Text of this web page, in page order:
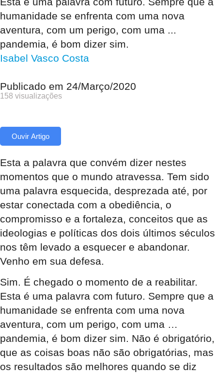
humanidade se enfrenta com uma nova
aventura, com um perigo, com uma ...
pandemia, é bom dizer sim.
Isabel Vasco Costa
Publicado em 24/Março/2020
158 visualizações
Ouvir Artigo
Esta a palavra que convém dizer nestes
momentos que o mundo atravessa. Tem sido
uma palavra esquecida, desprezada até, por
estar conectada com a obediência, o
compromisso e a fortaleza, conceitos que as
ideologias e políticas dos dois últimos séculos
nos têm levado a esquecer e abandonar.
Venho em sua defesa.
Sim. É chegado o momento de a reabilitar.
Esta é uma palavra com futuro. Sempre que a
humanidade se enfrenta com uma nova
aventura, com um perigo, com uma …
pandemia, é bom dizer sim. Não é obrigatório,
que as coisas boas não são obrigatórias, mas
os resultados são melhores quando se diz